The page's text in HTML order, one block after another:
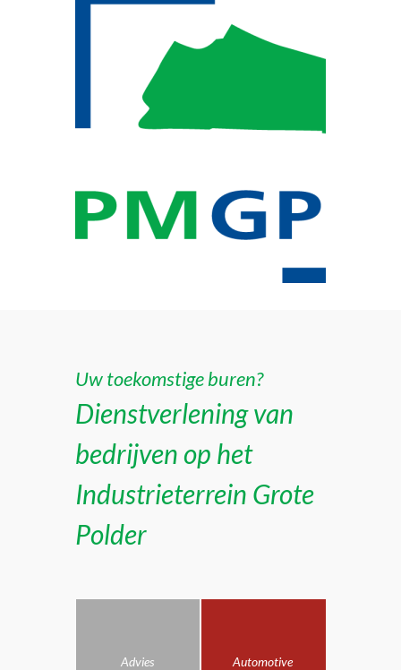
Uw toekomstige buren?
Dienstverlening van
bedrijven op het
Industrieterrein Grote
Polder
Advies Automotive